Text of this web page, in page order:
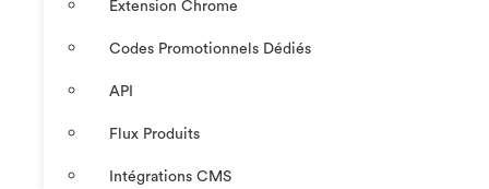
Extension Chrome
Codes Promotionnels Dédiés
API
Flux Produits
Intégrations CMS